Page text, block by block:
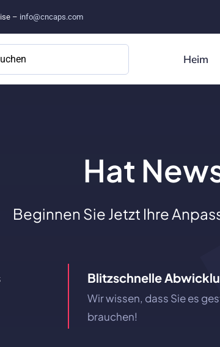
– info@cncaps.com
Heim
Hat
Beginnen Sie Jetzt Ihre
Blitzschnelle
Wir wissen, dass Sie es
brauchen!